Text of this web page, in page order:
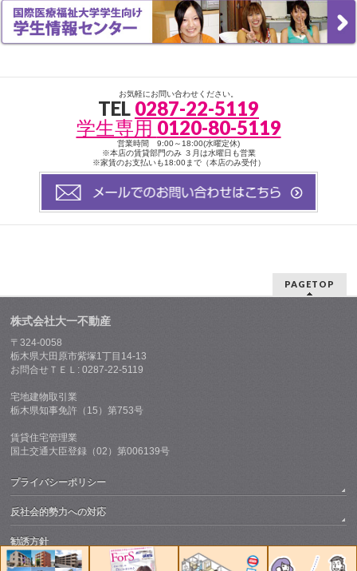
お気軽にお問い合わせください。
TEL 0287-22-5119
学生専用 0120-80-5119
営業時間 9:00～18:00(水曜定休)
※本店の賃貸部門のみ ３月は水曜日も営業
※家賃のお支払いも18:00まで（本店のみ受付）
PAGETOP
株式会社大一不動産
〒324-0058
栃木県大田原市紫塚1丁目14-13
お問合せＴＥＬ: 0287-22-5119
宅地建物取引業
栃木県知事免許（15）第753号
賃貸住宅管理業
国土交通大臣登録（02）第006139号
プライバシーポリシー
反社会的勢力への対応
勧誘方針